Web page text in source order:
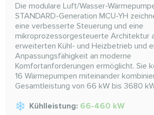
Die modulare Luft/Wasser-
STANDARD-Generation MCU-YH
eine verbesserte Steuerung und eine
mikroprozessorgesteuerte Architektur
erweiterten Kühl- und Heizbetrieb und
Anpassungsfähigkeit an moderne
Komfortanforderungen ermöglicht. Sie
16 Wärmepumpen miteinander
Gesamtleistung von 66 kW bis 3680
Kühlleistung: 66-460 kW